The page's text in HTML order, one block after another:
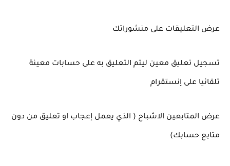
عرض التعليقات على منشوراتك
تسجيل تعليق معين ليتم التعليق به على حسابات معينة
تلقائيا على إنستقرام
عرض المتابعين الاشباح ( الذي يعمل إعجاب او تعليق من دون
متابع حسابك)